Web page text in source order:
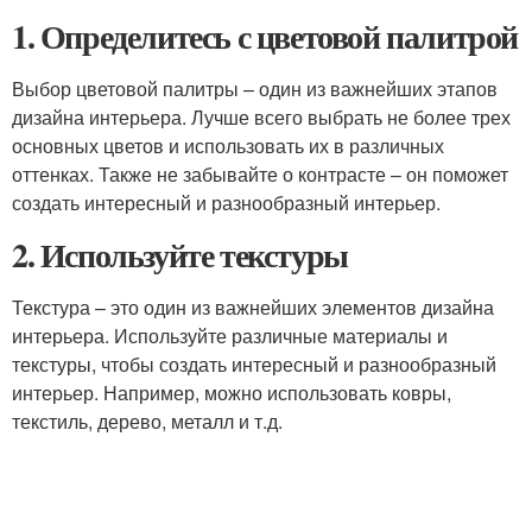
1. Определитесь с цветовой палитрой
Выбор цветовой палитры – один из важнейших этапов
дизайна интерьера. Лучше всего выбрать не более трех
основных цветов и использовать их в различных
оттенках. Также не забывайте о контрасте – он поможет
создать интересный и разнообразный интерьер.
2. Используйте текстуры
Текстура – это один из важнейших элементов дизайна
интерьера. Используйте различные материалы и
текстуры, чтобы создать интересный и разнообразный
интерьер. Например, можно использовать ковры,
текстиль, дерево, металл и т.д.